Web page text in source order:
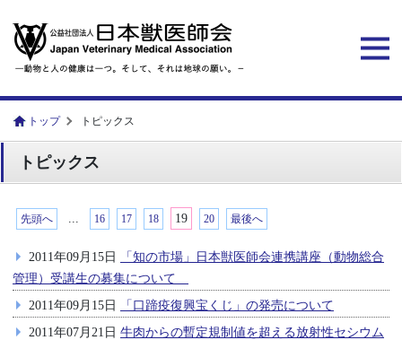
トップ トピックス
トピックス
先頭へ ... 16 17 18 19 20 最後へ
2011年09月15日
「知の市場」日本獣医師会連携講座（動物総合
管理）受講生の募集について
2011年09月15日
「口蹄疫復興宝くじ」の発売について
2011年07月21日 牛肉からの暫定規制値を超える放射性セシウム